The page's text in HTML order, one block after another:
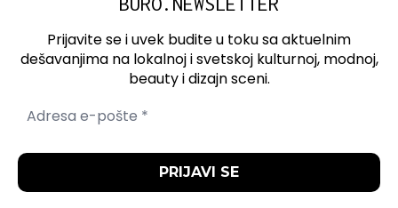
Oglašavanje
Kontakt
Spotify
Prijavite se i uvek budite u toku sa aktuelnim
dešavanjima na lokalnoj i svetskoj kulturnoj, modnoj,
beauty i dizajn sceni.